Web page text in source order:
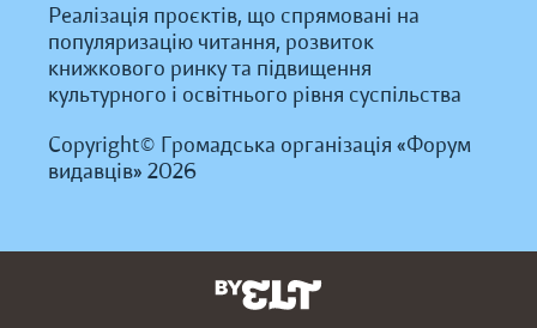
Реалізація проєктів, що спрямовані на
популяризацію читання, розвиток
книжкового ринку та підвищення
культурного і освітнього рівня суспільства
Copyright© Громадська організація «Форум
видавців» 2026